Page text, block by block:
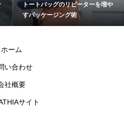
トートバッグのリピーターを増や
すパッケージング術
ホーム
い合わせ
社概要
サイト